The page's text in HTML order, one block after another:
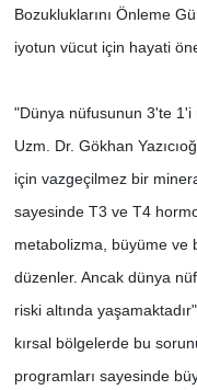
Bozukluklarını Önleme
iyotun vücut için hayati
"Dünya nüfusunun 3'te 1'i
Uzm. Dr. Gökhan
için vazgeçilmez bir
sayesinde T3 ve T4
metabolizma, büyüme ve
düzenler. Ancak dünya
riski altında
kırsal bölgelerde bu
programları sayesinde